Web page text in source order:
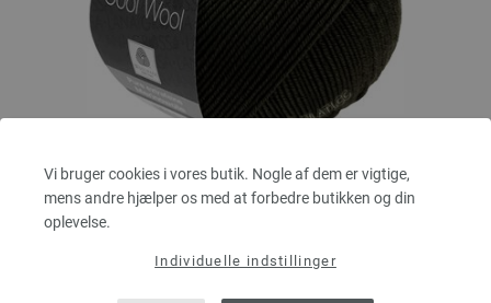
Vi bruger cookies i vores butik. Nogle af dem er vigtige,
mens andre hjælper os med at forbedre butikken og din
oplevelse.
Individuelle indstillinger
Lana Grossa
Løbelængde: ca. 160 m / 50 g